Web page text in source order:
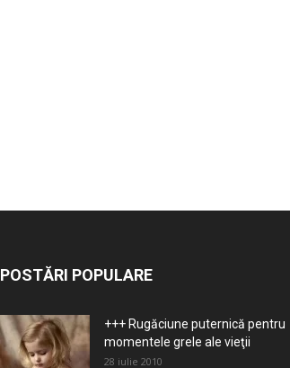
POSTĂRI POPULARE
+++ Rugăciune puternică pentru
momentele grele ale vieţii
28 iulie 2010